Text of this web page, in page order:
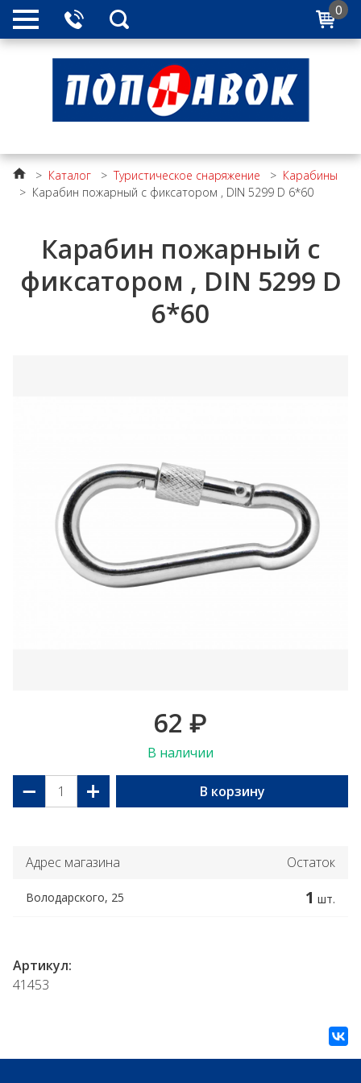
0
> Каталог >Туристическое снаряжение > Карабины
> Карабин пожарный с фиксатором , DIN 5299 D 6*60
Карабин пожарный с
фиксатором , DIN 5299 D
6*60
62 ₽
В наличии
− + В корзину
Адрес магазина Остаток
Володарского, 25 1 шт.
Артикул:
41453